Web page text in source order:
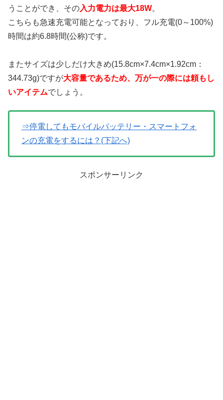
うことができ、その入力電力は最大18W。
こちらも急速充電可能となっており、フル充電(0～100%)
時間は約6.8時間(公称)です。
またサイズは少しだけ大きめ(15.8cm×7.4cm×1.92cm：
344.73g)ですが大容量であるため、万が一の際には頼もし
いアイテムでしょう。
⇒停電してもモバイルバッテリー・スマートフォ
ンの充電をするには？(下記へ)
スポンサーリンク